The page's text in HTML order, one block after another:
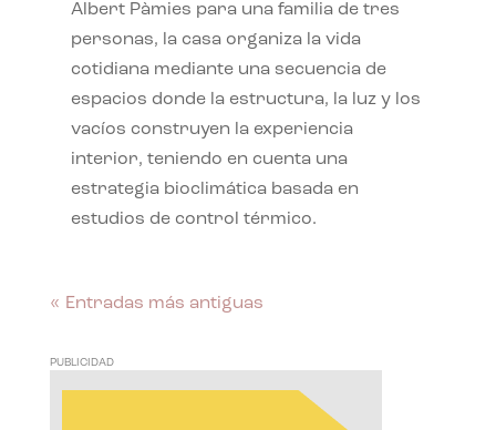
Albert Pàmies para una familia de tres
personas, la casa organiza la vida
cotidiana mediante una secuencia de
espacios donde la estructura, la luz y los
vacíos construyen la experiencia
interior, teniendo en cuenta una
estrategia bioclimática basada en
estudios de control térmico.
« Entradas más antiguas
PUBLICIDAD